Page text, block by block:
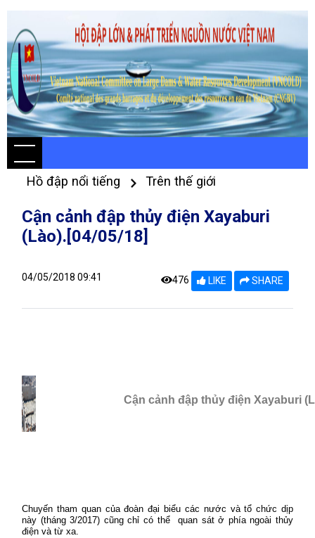
Hồ đập nổi tiếng Trên thế giới
Cận cảnh đập thủy điện Xayaburi
(Lào).[04/05/18]
04/05/2018 09:41 476 LIKE SHARE
Cận cảnh đập thủy điện Xayaburi
Chuyến tham quan của đoàn đại biểu các nước và tổ chức dịp
này (tháng 3/2017) cũng chỉ có thể
quan sát ở phía ngoài thủy
điện và từ xa.